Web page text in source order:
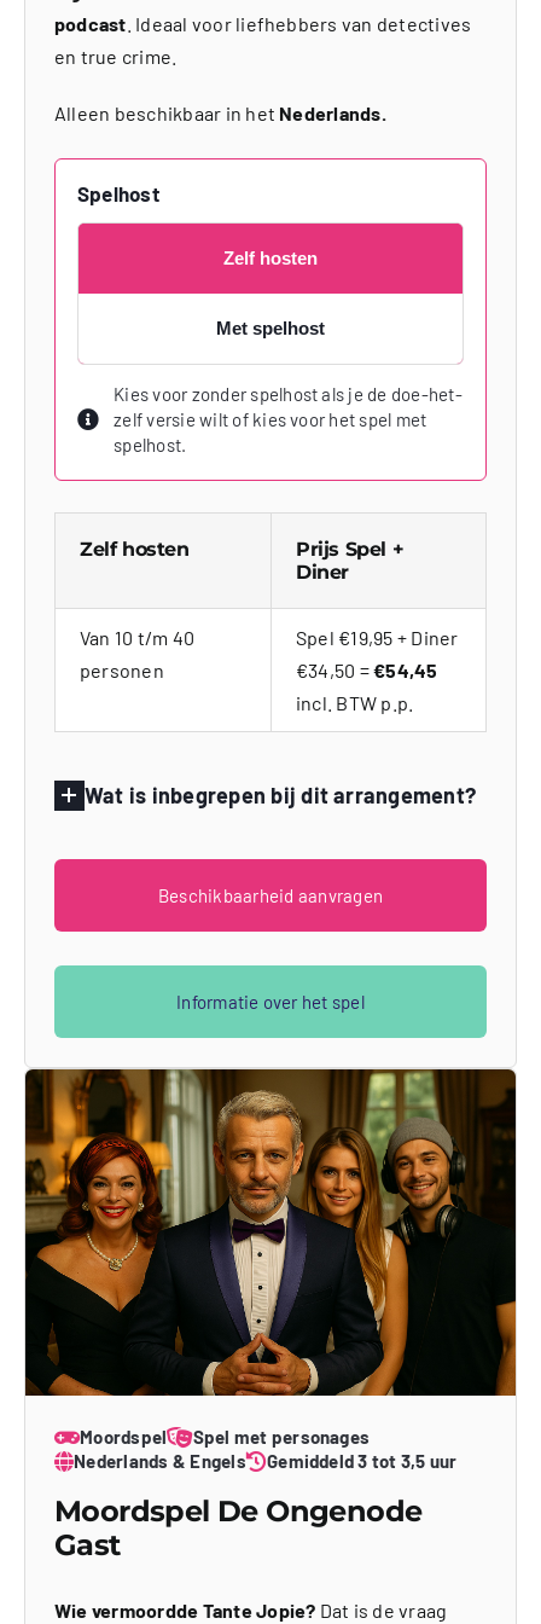
podcast . Ideaal voor liefhebbers van detectives
en true crime.
Alleen beschikbaar in het Nederlands.
Spelhost
Zelf hosten
Met spelhost
Kies voor zonder spelhost als je de doe-het-
zelf versie wilt of kies voor het spel met
spelhost.
Zelf hosten
Prijs Spel +
Diner
Van 10 t/m 40
personen
Spel €19,95 + Diner
€34,50 =€54,45
incl. BTW p.p.
Wat is inbegrepen bij dit arrangement?
Beschikbaarheid aanvragen
Informatie over het spel
Moordspel
Spel met personages
Nederlands & Engels
Gemiddeld 3 tot 3,5 uur
Moordspel De Ongenode
Gast
Wie vermoordde Tante Jopie? Dat is de vraag